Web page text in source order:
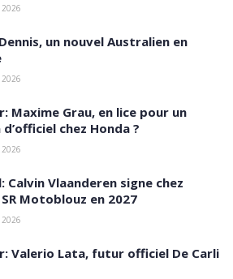
un nouvel Australien en
Maxime Grau, en lice pour un
chez Honda ?
Calvin Vlaanderen signe chez
Motoblouz en 2027
Valerio Lata, futur officiel De Carli